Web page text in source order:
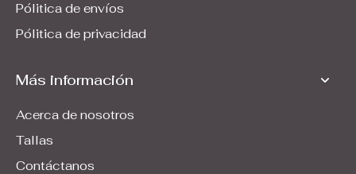
Pólitica de envíos
Pólitica de privacidad
Más información
Acerca de nosotros
Tallas
Contáctanos